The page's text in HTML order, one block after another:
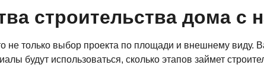
строительства дома с
не только выбор проекта по площади и внешнему виду.
будут использоваться, сколько этапов займет